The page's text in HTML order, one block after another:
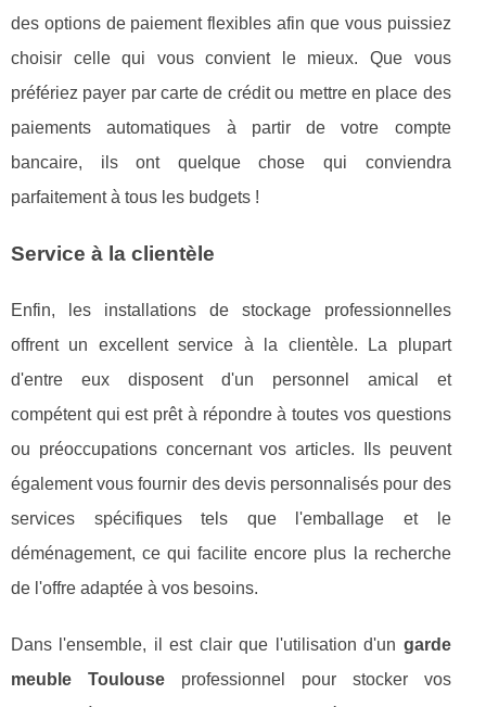
des options de paiement flexibles afin que vous puissiez
choisir celle qui vous convient le mieux. Que vous
préfériez payer par carte de crédit ou mettre en place des
paiements automatiques à partir de votre compte
bancaire, ils ont quelque chose qui conviendra
parfaitement à tous les budgets !
Service à la clientèle
Enfin, les installations de stockage professionnelles
offrent un excellent service à la clientèle. La plupart
d'entre eux disposent d'un personnel amical et
compétent qui est prêt à répondre à toutes vos questions
ou préoccupations concernant vos articles. Ils peuvent
également vous fournir des devis personnalisés pour des
services spécifiques tels que l'emballage et le
déménagement, ce qui facilite encore plus la recherche
de l'offre adaptée à vos besoins.
Dans l'ensemble, il est clair que l'utilisation d'un garde
meuble Toulouseprofessionnel pour stocker vos